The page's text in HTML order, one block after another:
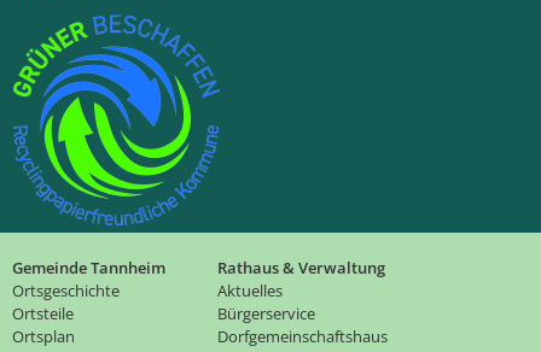
Gemeinde Tannheim
Ortsgeschichte
Ortsteile
Ortsplan
Rathaus & Verwaltung
Aktuelles
Bürgerservice
Dorfgemeinschaftshaus